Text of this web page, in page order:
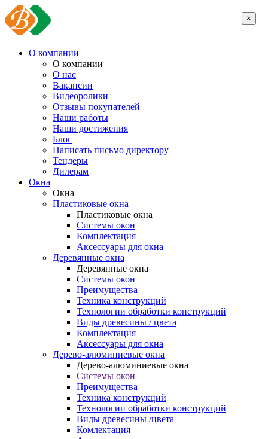
О компании
О компании
О нас
Вакансии
Видеоролики
Отзывы покупателей
Наши работы
Наши достижения
Блог
Написать письмо директору
Тендеры
Дилерам
Окна
Окна
Пластиковые окна
Пластиковые окна
Системы окон
Комплектация
Аксессуары для окна
Деревянные окна
Деревянные окна
Системы окон
Преимущества
Техника конструкций
Технологии обработки конструкций
Виды древесины / цвета
Комплектация
Аксессуары для окна
Дерево-алюминиевые окна
Дерево-алюминиевые окна
Системы окон
Преимущества
Техника конструкций
Технологии обработки конструкций
Виды древесины /цвета
Комлектация
×